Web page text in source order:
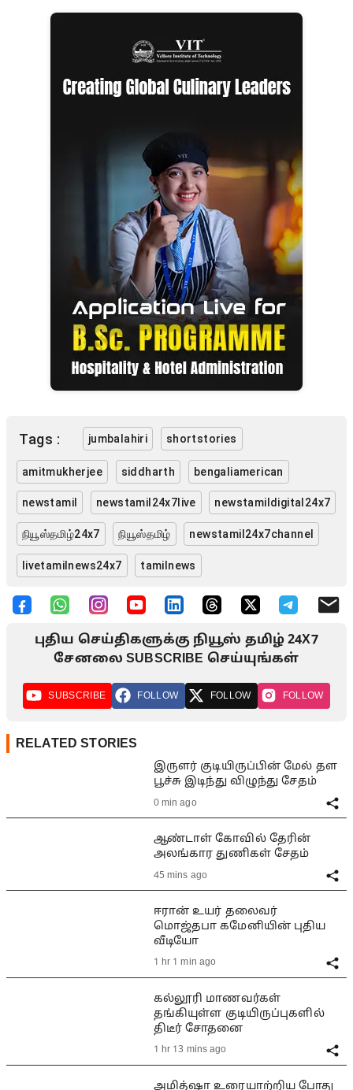
Tags : jumbalahiri shortstories
amitmukherjee siddharth bengaliamerican
newstamil newstamil24x7live newstamildigital24x7
நியூஸ்தமிழ்24x7 நியூஸ்தமிழ் newstamil24x7channel
livetamilnews24x7 tamilnews
புதிய செய்திகளுக்கு நியூஸ் தமிழ் 24X7
சேனலை SUBSCRIBE செய்யுங்கள்
SUBSCRIBE FOLLOW FOLLOW FOLLOW
RELATED STORIES
இருளர் குடியிருப்பின் மேல் தள
பூச்சு இடிந்து விழுந்து சேதம்
0 min ago
ஆண்டாள் கோவில் தேரின்
அலங்கார துணிகள் சேதம்
45 mins ago
ஈரான் உயர் தலைவர்
மொஜ்தபா கமேனியின் புதிய
வீடியோ
1 hr 1 min ago
கல்லூரி மாணவர்கள்
தங்கியுள்ள குடியிருப்புகளில்
திடீர் சோதனை
1 hr 13 mins ago
அமித்ஷா உரையாற்றிய போது